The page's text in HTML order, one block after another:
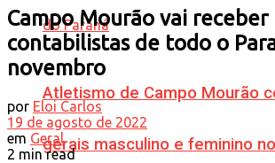
Atletismo de Campo Mourão
gerais masculino e feminino
Campo Mourão vai receber
contabilistas de todo o
novembro
por Eloi Carlos
19 de agosto de 2022
em Geral
2 min read